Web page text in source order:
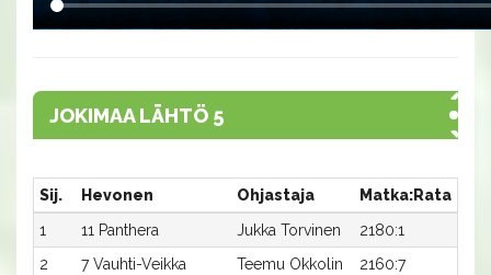
JOKIMAA LÄHTÖ 5
Sij. Hevonen Ohjastaja Matka:Rata
1
11 Panthera Jukka Torvinen 2180:1
2
7 Vauhti-Veikka Teemu Okkolin 2160:7